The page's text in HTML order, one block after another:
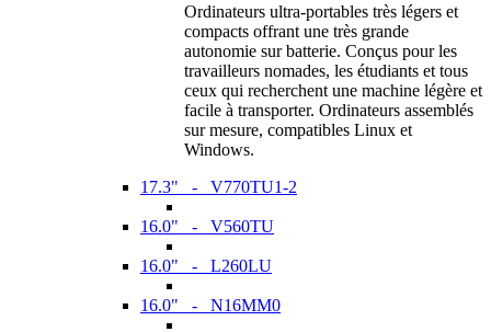
Ordinateurs ultra-portables très légers et
compacts offrant une très grande
autonomie sur batterie. Conçus pour les
travailleurs nomades, les étudiants et tous
ceux qui recherchent une machine légère et
facile à transporter. Ordinateurs assemblés
sur mesure, compatibles Linux et
Windows.
17.3" - V770TU1-2
16.0" - V560TU
16.0" - L260LU
16.0" - N16MM0